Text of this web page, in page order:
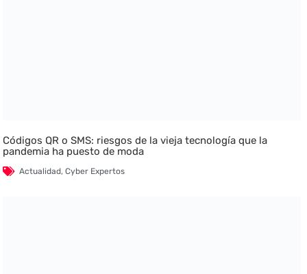
Códigos QR o SMS: riesgos de la vieja tecnología que la
pandemia ha puesto de moda
Actualidad,Cyber Expertos